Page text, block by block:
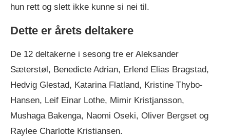
hun rett og slett ikke kunne si nei til.
Dette er årets deltakere
De 12 deltakerne i sesong tre er Aleksander
Sæterstøl, Benedicte Adrian, Erlend Elias Bragstad,
Hedvig Glestad, Katarina Flatland, Kristine Thybo-
Hansen, Leif Einar Lothe, Mimir Kristjansson,
Mushaga Bakenga, Naomi Oseki, Oliver Bergset og
Raylee Charlotte Kristiansen.